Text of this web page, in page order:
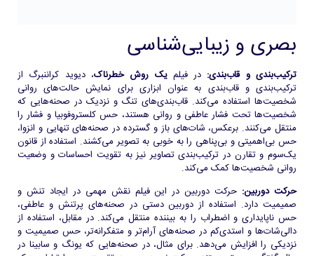
بصری و زیبایی‌شناسی
ترکیب‌بندی و قاب‌بندی: در فیلمیک روش خطرناک، دیوید کراننبرگ از
ترکیب‌بندی و قاب‌بندی به عنوان ابزاری برای نمایش حالت‌های روانی
شخصیت‌ها استفاده می‌کند. قاب‌بندی‌های تنگ و نزدیک در صحنه‌هایی که
شخصیت‌ها تحت فشار عاطفی و روانی هستند، حس کلستروفوبیا و فشار را
منتقل می‌کنند. برعکس، شات‌های باز و گسترده در صحنه‌های تنهایی و انزوا،
حس بی‌اهمیتی و بی‌پناهی را به خوبی به تصویر می‌کشند. استفاده از قانون
یک‌سوم و تقارن در ترکیب‌بندی تصاویر نیز به تقویت احساسات و وضعیت
روانی شخصیت‌ها کمک می‌کند.
حرکت دوربین: حرکت دوربین در این فیلم نقش مهمی در ایجاد تنش و
صمیمیت دارد. استفاده از دوربین دستی در صحنه‌های پرتنش و عاطفی،
حس ناپایداری و اضطراب را به بیننده منتقل می‌کند. در مقابل، استفاده از
دالی‌شات‌ها و استدی‌کم در صحنه‌های آرام‌تر و متفکرانه‌تر، حس صمیمیت و
نزدیکی را افزایش می‌دهد. برای مثال، در صحنه‌هایی که یونگ و سابینا در